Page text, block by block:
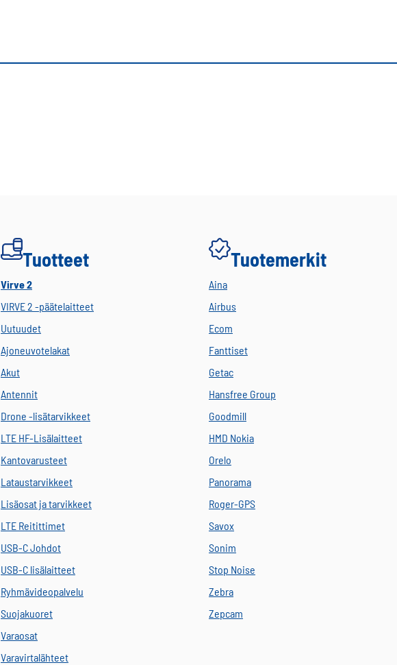
Tuotteet
Virve 2
VIRVE 2 -päätelaitteet
Uutuudet
Ajoneuvotelakat
Akut
Antennit
Drone -lisätarvikkeet
LTE HF-Lisälaitteet
Kantovarusteet
Lataustarvikkeet
Lisäosat ja tarvikkeet
LTE Reitittimet
USB-C Johdot
USB-C lisälaitteet
Ryhmävideopalvelu
Suojakuoret
Varaosat
Varavirtalähteet
Tuotemerkit
Aina
Airbus
Ecom
Fanttiset
Getac
Hansfree Group
Goodmill
HMD Nokia
Orelo
Panorama
Roger-GPS
Savox
Sonim
Stop Noise
Zebra
Zepcam